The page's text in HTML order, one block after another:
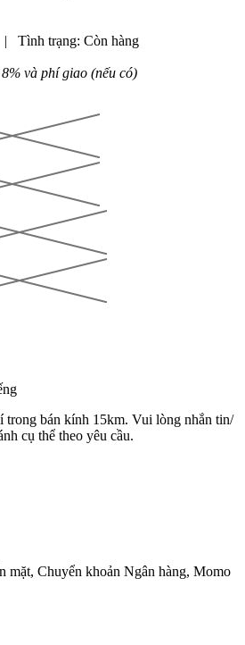
| Tình trạng: Còn hàng
và phí giao (nếu có)
trong bán kính 15km. Vui lòng nhắn tin/
cụ thể theo yêu cầu.
mặt, Chuyển khoản Ngân hàng, Momo